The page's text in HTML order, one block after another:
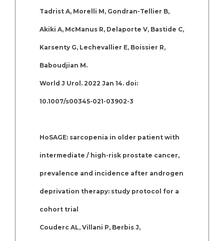
Tadrist A, Morelli M, Gondran-Tellier B,
Akiki A, McManus R, Delaporte V, Bastide C,
Karsenty G, Lechevallier E, Boissier R,
Baboudjian M.
World J Urol. 2022 Jan 14. doi:
10.1007/s00345-021-03902-3
HoSAGE: sarcopenia in older patient with
intermediate / high-risk prostate cancer,
prevalence and incidence after androgen
deprivation therapy: study protocol for a
cohort trial
Couderc AL, Villani P, Berbis J,